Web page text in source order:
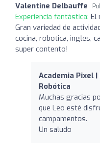
Valentine Delbauffe
Experiencia fantástica: El
Gran variedad de
cocina, robotica, ingles,
super contento!
Academia Pixel
Robótica
Muchas gracias
que Leo esté
campamentos.
Un saludo